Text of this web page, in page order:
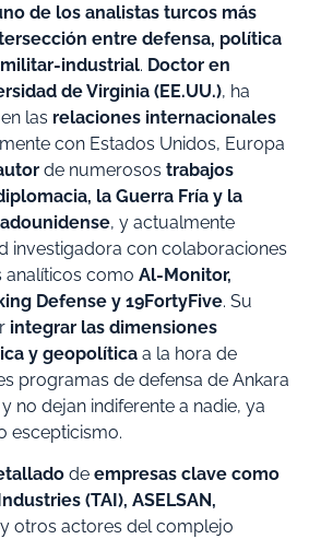
de los analistas turcos más
entre defensa, política
industrial. Doctor en
de Virginia (EE.UU.), ha
las relaciones internacionales
con Estados Unidos, Europa
de numerosos trabajos
la Guerra Fría y la
, y actualmente
investigadora con colaboraciones
analíticos como Al-Monitor,
Defense y 19FortyFive. Su
integrar las dimensiones
y geopolítica a la hora de
programas de defensa de Ankara
no dejan indiferente a nadie, ya
escepticismo.
de empresas clave como
(TAI), ASELSAN,
y otros actores del complejo